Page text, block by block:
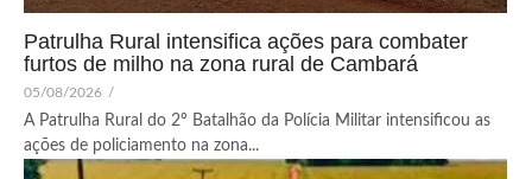
Patrulha Rural intensifica ações para combater
furtos de milho na zona rural de Cambará
05/08/2026 /
A Patrulha Rural do 2º Batalhão da Polícia Militar intensificou as
ações de policiamento na zona...